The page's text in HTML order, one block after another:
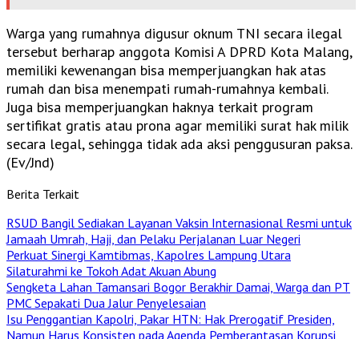
Warga yang rumahnya digusur oknum TNI secara ilegal
tersebut berharap anggota Komisi A DPRD Kota Malang,
memiliki kewenangan bisa memperjuangkan hak atas
rumah dan bisa menempati rumah-rumahnya kembali.
Juga bisa memperjuangkan haknya terkait program
sertifikat gratis atau prona agar memiliki surat hak milik
secara legal, sehingga tidak ada aksi penggusuran paksa.
(Ev/Jnd)
Berita Terkait
RSUD Bangil Sediakan Layanan Vaksin Internasional Resmi untuk
Jamaah Umrah, Haji, dan Pelaku Perjalanan Luar Negeri
Perkuat Sinergi Kamtibmas, Kapolres Lampung Utara
Silaturahmi ke Tokoh Adat Akuan Abung
Sengketa Lahan Tamansari Bogor Berakhir Damai, Warga dan PT
PMC Sepakati Dua Jalur Penyelesaian
Isu Penggantian Kapolri, Pakar HTN: Hak Prerogatif Presiden,
Namun Harus Konsisten pada Agenda Pemberantasan Korupsi